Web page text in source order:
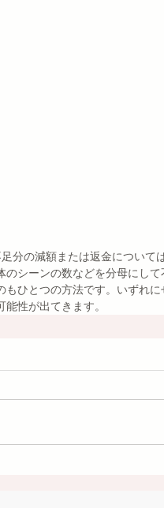
分の減額または返金について
シーンの数などを分母にし
ひとつの方法です。いずれに
性が出てきます。